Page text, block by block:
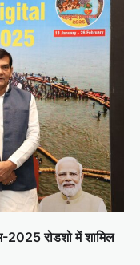
2025 रोडशो में शामिल